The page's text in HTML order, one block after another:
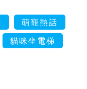
萌寵熱話
貓咪坐電梯